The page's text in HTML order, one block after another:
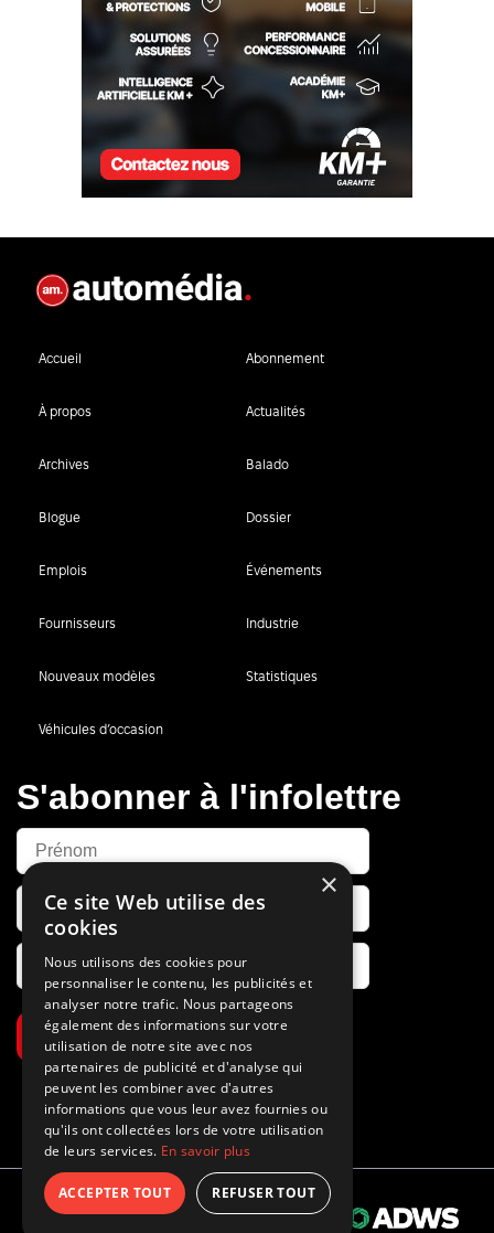
Accueil Abonnement
À propos Actualités
Archives Balado
Blogue Dossier
Emplois Événements
Fournisseurs Industrie
Nouveaux modèles Statistiques
Véhicules d’occasion
S'abonner à l'infolettre
S’abonner
© 2026 Tous droits réservés Propulsé par
×
Ce site Web utilise des
cookies
Nous utilisons des cookies pour
personnaliser le contenu, les publicités et
analyser notre trafic. Nous partageons
également des informations sur votre
utilisation de notre site avec nos
partenaires de publicité et d'analyse qui
peuvent les combiner avec d'autres
informations que vous leur avez fournies ou
qu'ils ont collectées lors de votre utilisation
de leurs services. En savoir plus
ACCEPTER TOUT REFUSER TOUT